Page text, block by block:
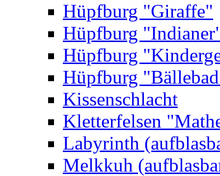
Hüpfburg "Giraffe"
Hüpfburg
Hüpfburg
Hüpfburg
Kissenschlacht
Kletterfelsen
Labyrinth
Melkkuh